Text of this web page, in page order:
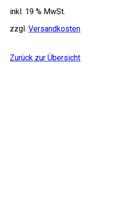
inkl. 19 % MwSt.
zzgl.Versandkosten
Zurück zur Übersicht